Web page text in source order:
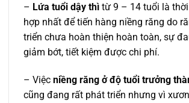
– Lứa tuổi dậy thì từ 9 – 14 tuổi là
hợp nhất để tiến hàng niềng răng do
triển chưa hoàn thiện hoàn toàn, sự
giảm bớt, tiết kiệm được chi phí.
– Việc niềng răng ở độ tuổi trưởng
cũng đang rất phát triển nhưng vì